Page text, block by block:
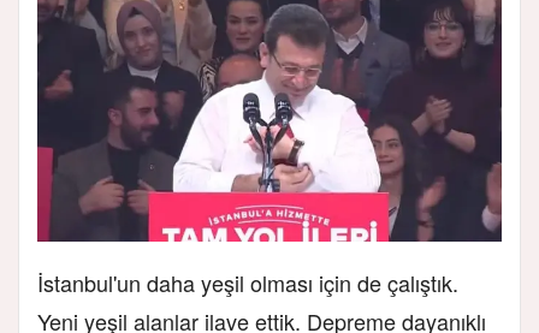
İstanbul'un daha yeşil olması için de çalıştık.
Yeni yeşil alanlar ilave ettik. Depreme dayanıklı